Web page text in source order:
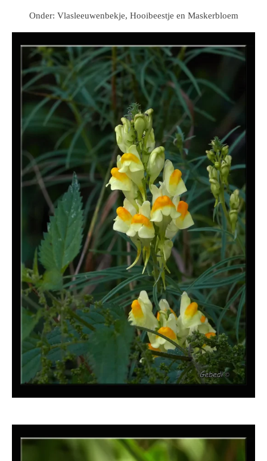
Onder: Vlasleeuwenbekje, Hooibeestje en Maskerbloem